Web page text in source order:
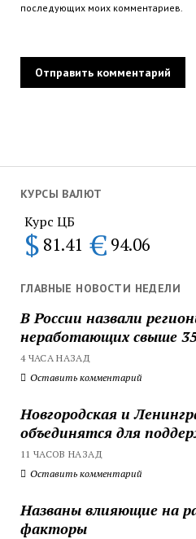
КУРСЫ ВАЛЮТ
Курс ЦБ
$ 81.41 € 94.06
ГЛАВНЫЕ НОВОСТИ НЕДЕЛИ
В России назвали
неработающих свыше
4 ЧАСА НАЗАД
Оставить комментарий
Новгородская и
объединятся для
11 ЧАСОВ НАЗАД
Оставить комментарий
Названы влияющие на
факторы
последующих моих комментариев.